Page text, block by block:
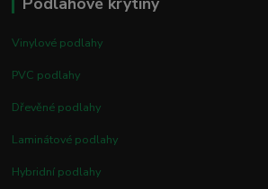
Vinylové podlahy
PVC podlahy
Dřevěné podlahy
Laminátové podlahy
Hybridní podlahy